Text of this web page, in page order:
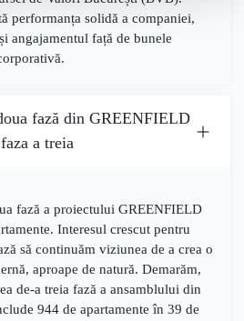
performanța solidă a companiei,
angajamentul față de bunele
fază din GREENFIELD
a treia
fază a proiectului GREENFIELD
. Interesul crescut pentru
să continuăm viziunea de a crea o
aproape de natură. Demarăm,
de-a treia fază a ansamblului din
944 de apartamente în 39 de